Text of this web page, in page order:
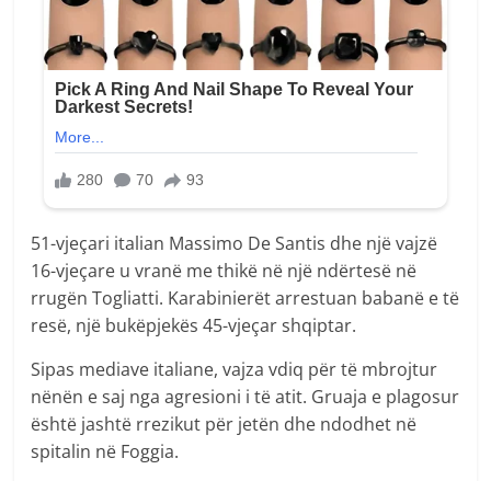
51-vjeçari italian Massimo De Santis dhe një vajzë
16-vjeçare u vranë me thikë në një ndërtesë në
rrugën Togliatti. Karabinierët arrestuan babanë e të
resë, një bukëpjekës 45-vjeçar shqiptar.
Sipas mediave italiane, vajza vdiq për të mbrojtur
nënën e saj nga agresioni i të atit. Gruaja e plagosur
është jashtë rrezikut për jetën dhe ndodhet në
spitalin në Foggia.